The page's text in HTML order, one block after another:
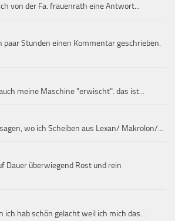
von der Fa. frauenrath eine Antwort...
paar Stunden einen Kommentar geschrieben.
meine Maschine "erwischt". das ist...
wo ich Scheiben aus Lexan/ Makrolon/...
Dauer überwiegend Rost und rein
ich hab schön gelacht weil ich mich das...